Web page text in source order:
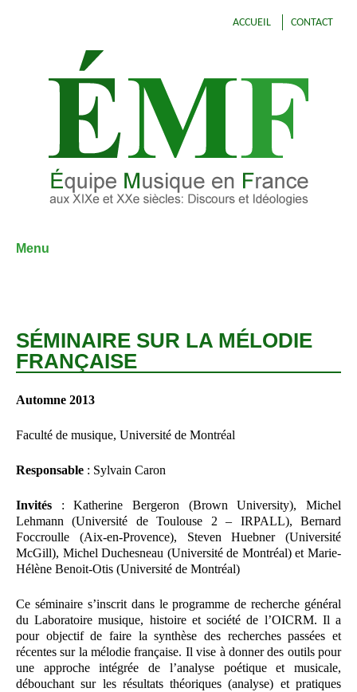
ACCUEIL CONTACT
Menu
SÉMINAIRE SUR LA MÉLODIE
FRANÇAISE
Automne 2013
Faculté de musique, Université de Montréal
Responsable : Sylvain Caron
Invités : Katherine Bergeron (Brown University), Michel
Lehmann (Université de Toulouse 2 – IRPALL), Bernard
Foccroulle (Aix-en-Provence), Steven Huebner (Université
McGill), Michel Duchesneau (Université de Montréal) et Marie-
Hélène Benoit-Otis (Université de Montréal)
Ce séminaire s’inscrit dans le programme de recherche général
du Laboratoire musique, histoire et société de l’OICRM. Il a
pour objectif de faire la synthèse des recherches passées et
récentes sur la mélodie française. Il vise à donner des outils pour
une approche intégrée de l’analyse poétique et musicale,
débouchant sur les résultats théoriques (analyse) et pratiques